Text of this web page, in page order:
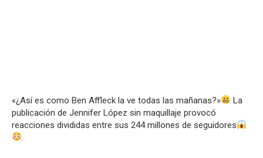
«¿Así es como Ben Affleck la ve todas las mañanas?»
La
publicación de Jennifer López sin maquillaje provocó
reacciones divididas entre sus 244 millones de seguidores
.